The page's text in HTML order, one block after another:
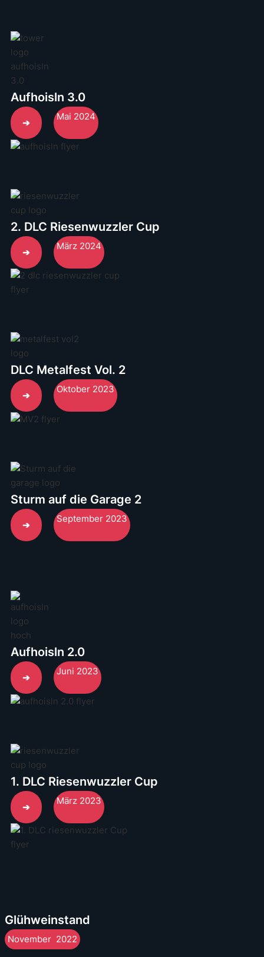
Aufhoisln 3.0
➔
Mai 2024
2. DLC Riesenwuzzler Cup
➔
März 2024
DLC Metalfest Vol. 2
➔
Oktober 2023
Sturm auf die Garage 2
➔
September 2023
Aufhoisln 2.0
➔
Juni 2023
1. DLC Riesenwuzzler Cup
➔
März 2023
Glühweinstand
November 2022